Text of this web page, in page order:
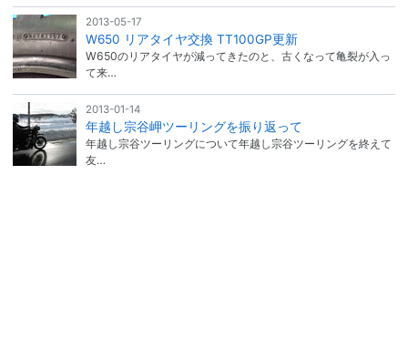
2013-05-17
W650 リアタイヤ交換 TT100GP更新
W650のリアタイヤが減ってきたのと、古くなって亀裂が入っ
て来…
2013-01-14
年越し宗谷岬ツーリングを振り返って
年越し宗谷ツーリングについて年越し宗谷ツーリングを終えて
友…